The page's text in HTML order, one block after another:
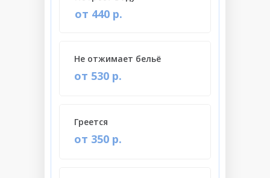
от 440 р.
от 530 р.
Не отжимает бельё
от 350 р.
Греется